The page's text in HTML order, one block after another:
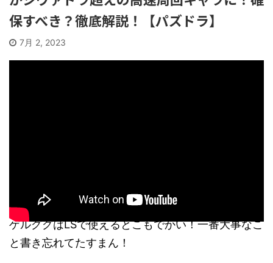
保すべき？徹底解説！【パズドラ】
7月 2, 2023
ゲルググはLSで使えるとこもでかい！一番大事なこ
と書き忘れてたすまん！